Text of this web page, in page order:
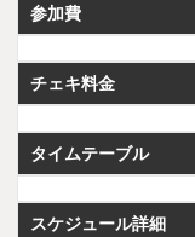
参加費
チェキ料金
タイムテーブル
スケジュール詳細